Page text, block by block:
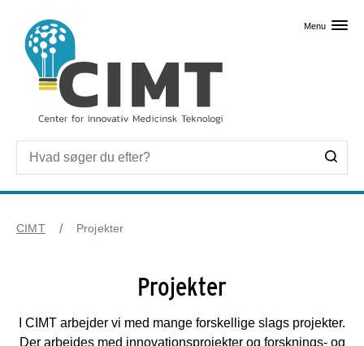
Menu
CIMT Projekter
Projekter
I CIMT arbejder vi med mange forskellige slags projekter.
Der arbejdes med innovationsprojekter og forsknings- og